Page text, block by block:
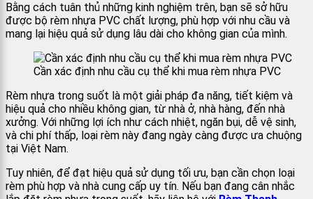
Bằng cách tuân thủ những kinh nghiệm trên, bạn sẽ sở hữu
được bộ rèm nhựa PVC chất lượng, phù hợp với nhu cầu và
mang lại hiệu quả sử dụng lâu dài cho không gian của mình.
Cần xác định nhu cầu cụ thể khi mua rèm nhựa PVC
Rèm nhựa trong suốt là một giải pháp đa năng, tiết kiệm và
hiệu quả cho nhiều không gian, từ nhà ở, nhà hàng, đến nhà
xưởng. Với những lợi ích như cách nhiệt, ngăn bụi, dễ vệ sinh,
và chi phí thấp, loại rèm này đang ngày càng được ưa chuộng
tại Việt Nam.
Tuy nhiên, để đạt hiệu quả sử dụng tối ưu, bạn cần chọn loại
rèm phù hợp và nhà cung cấp uy tín. Nếu bạn đang cân nhắc